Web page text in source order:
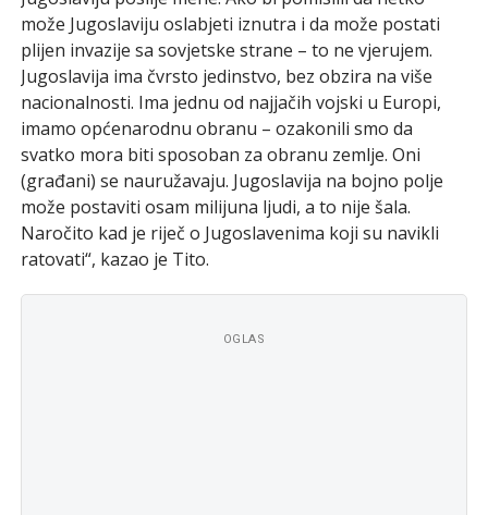
može Jugoslaviju oslabjeti iznutra i da može postati
plijen invazije sa sovjetske strane – to ne vjerujem.
Jugoslavija ima čvrsto jedinstvo, bez obzira na više
nacionalnosti. Ima jednu od najjačih vojski u Europi,
imamo općenarodnu obranu – ozakonili smo da
svatko mora biti sposoban za obranu zemlje. Oni
(građani) se nauružavaju. Jugoslavija na bojno polje
može postaviti osam milijuna ljudi, a to nije šala.
Naročito kad je riječ o Jugoslavenima koji su navikli
ratovati“, kazao je Tito.
OGLAS